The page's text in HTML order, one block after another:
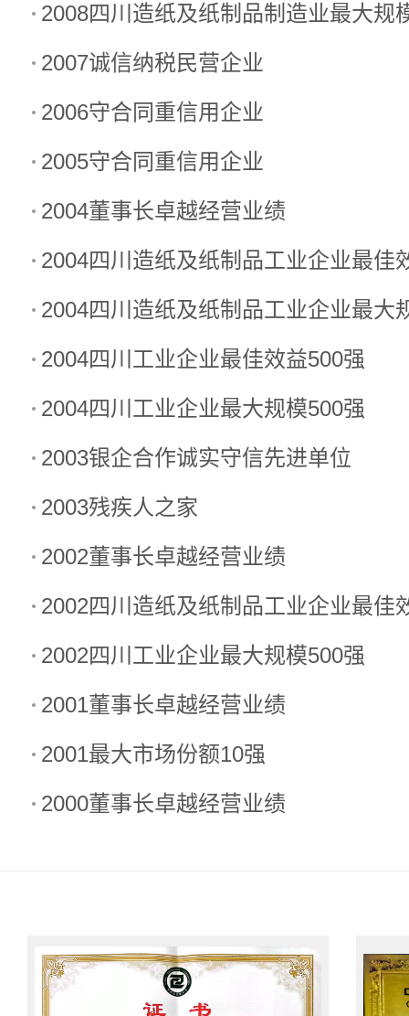
2008四川造纸及纸制品制造业最大规
2007诚信纳税民营企业
2006守合同重信用企业
2005守合同重信用企业
2004董事长卓越经营业绩
2004四川造纸及纸制品工业企业最佳
2004四川造纸及纸制品工业企业最大
2004四川工业企业最佳效益500强
2004四川工业企业最大规模500强
2003银企合作诚实守信先进单位
2003残疾人之家
2002董事长卓越经营业绩
2002四川造纸及纸制品工业企业最佳
2002四川工业企业最大规模500强
2001董事长卓越经营业绩
2001最大市场份额10强
2000董事长卓越经营业绩